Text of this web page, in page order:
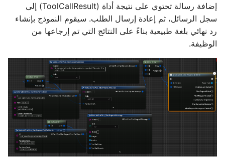
إضافة رسالة تحتوي على نتيجة أداة (ToolCallResult) إلى
سجل الرسائل، ثم إعادة إرسال الطلب. سيقوم النموذج بإنشاء
رد نهائي بلغة طبيعية بناءً على النتائج التي تم إرجاعها من
الوظيفة.